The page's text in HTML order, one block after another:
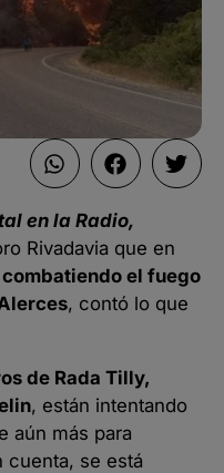
en la Radio,
Rivadavia que en
combatiendo el fuego
, contó lo que
de Rada Tilly,
, están intentando
aún más para
cuenta, se está